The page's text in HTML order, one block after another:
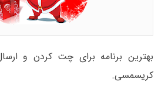
بهترین برنامه برای چت کردن و
کریسمسی.